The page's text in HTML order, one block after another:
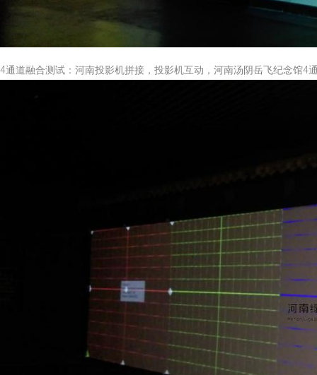
4通道融合测试：河南投影机拼接，投影机互动，河南汤阴岳飞纪念馆4